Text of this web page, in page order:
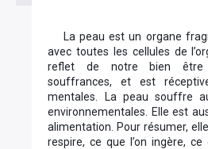
La peau est un organe
avec toutes les cellules de
reflet de notre bien
souffrances, et est
mentales. La peau souffre
environnementales. Elle est
alimentation. Pour résumer,
respire, ce que l’on ingère, ce